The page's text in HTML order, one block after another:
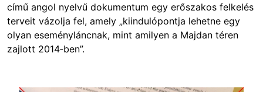
című angol nyelvű dokumentum egy erőszakos felkelés
terveit vázolja fel, amely „kiindulópontja lehetne egy
olyan eseményláncnak, mint amilyen a Majdan téren
zajlott 2014‑ben”.